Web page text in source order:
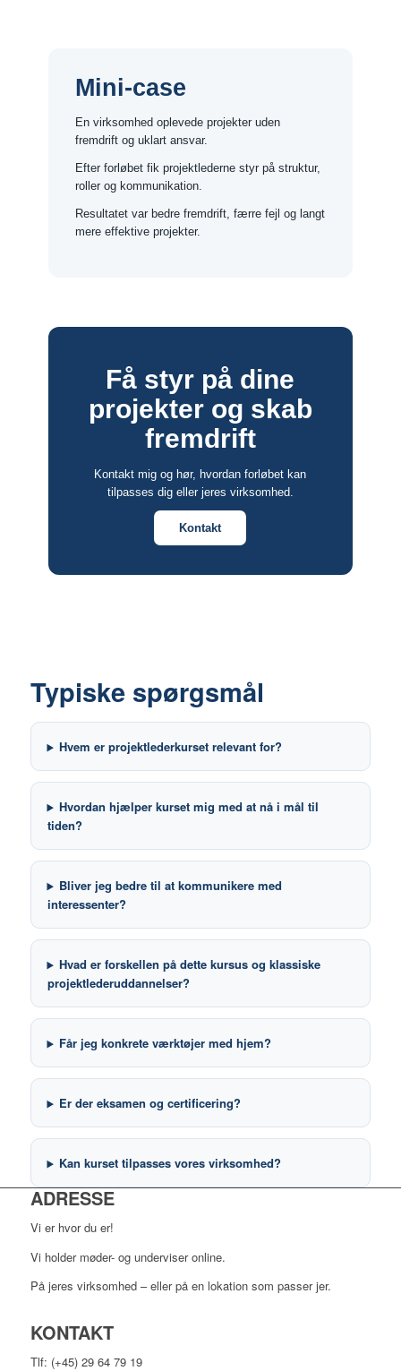
Mini-case
En virksomhed oplevede projekter uden
fremdrift og uklart ansvar.
Efter forløbet fik projektlederne styr på struktur,
roller og kommunikation.
Resultatet var bedre fremdrift, færre fejl og langt
mere effektive projekter.
Få styr på dine
projekter og skab
fremdrift
Kontakt mig og hør, hvordan forløbet kan
tilpasses dig eller jeres virksomhed.
Kontakt
Typiske spørgsmål
Hvem er projektlederkurset relevant for?
Hvordan hjælper kurset mig med at nå i mål til
tiden?
Bliver jeg bedre til at kommunikere med
interessenter?
Hvad er forskellen på dette kursus og klassiske
projektlederuddannelser?
Får jeg konkrete værktøjer med hjem?
Er der eksamen og certificering?
Kan kurset tilpasses vores virksomhed?
ADRESSE
Vi er hvor du er!
Vi holder møder- og underviser online.
På jeres virksomhed – eller på en lokation som passer jer.
KONTAKT
Tlf: (+45) 29 64 79 19